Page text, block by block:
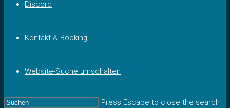
Discord
Kontakt & Booking
Website-Suche umschalten
Press Escape to close the search